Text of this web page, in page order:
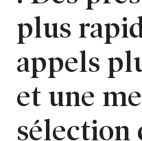
plus
appels
et une
sélection